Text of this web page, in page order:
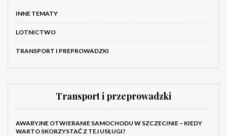
INNE TEMATY
LOTNICTWO
TRANSPORT I PREPROWADZKI
Transport i przeprowadzki
AWARYJNE OTWIERANIE SAMOCHODU W SZCZECINIE – KIEDY
WARTO SKORZYSTAĆ Z TEJ USŁUGI?